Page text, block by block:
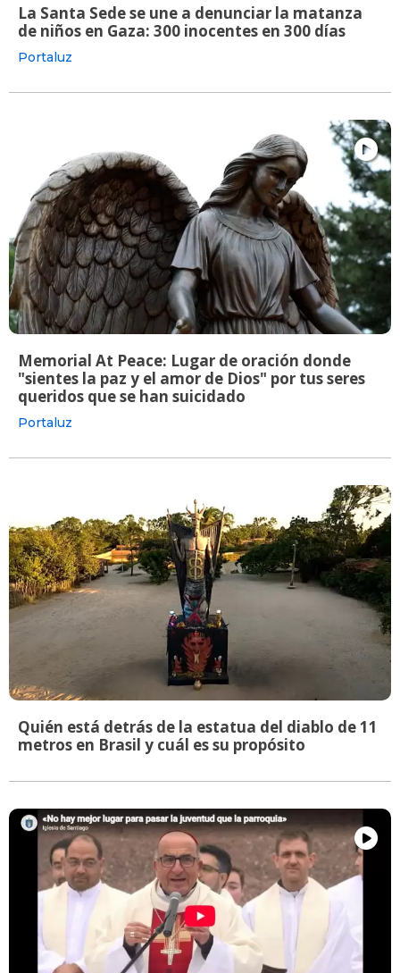
La Santa Sede se une a denunciar la matanza
de niños en Gaza: 300 inocentes en 300 días
Portaluz
Memorial At Peace: Lugar de oración donde
"sientes la paz y el amor de Dios" por tus seres
queridos que se han suicidado
Portaluz
Quién está detrás de la estatua del diablo de 11
metros en Brasil y cuál es su propósito